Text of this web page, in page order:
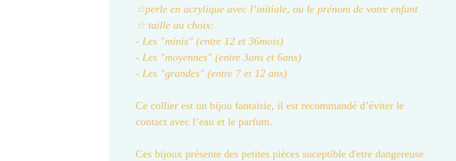
☆perle en acrylique avec l’initiale, ou le prénom de votre enfant
☆ taille au choix:
- Les "minis" (entre 12 et 36mois)
- Les "moyennes" (entre 3ans et 6ans)
- Les "grandes" (entre 7 et 12 ans)
Ce collier est un bijou fantaisie, il est recommandé d’éviter le
contact avec l’eau et le parfum.
Ces bijoux présente des petites pièces suceptible d'etre dangereuse